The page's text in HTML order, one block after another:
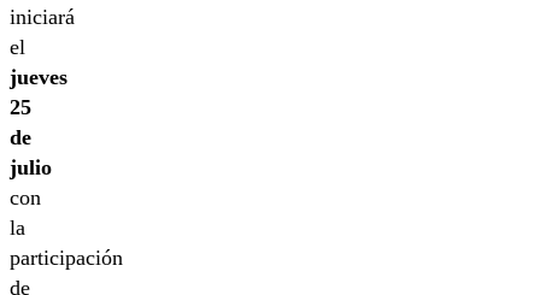
iniciará
el
jueves
25
de
julio
con
la
participación
de